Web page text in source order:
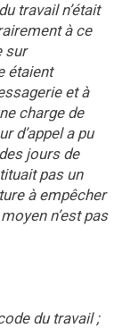
travail n’était
à ce
sur
étaient
et à
charge de
d’appel a pu
jours de
pas un
à empêcher
n’est pas
du travail ;